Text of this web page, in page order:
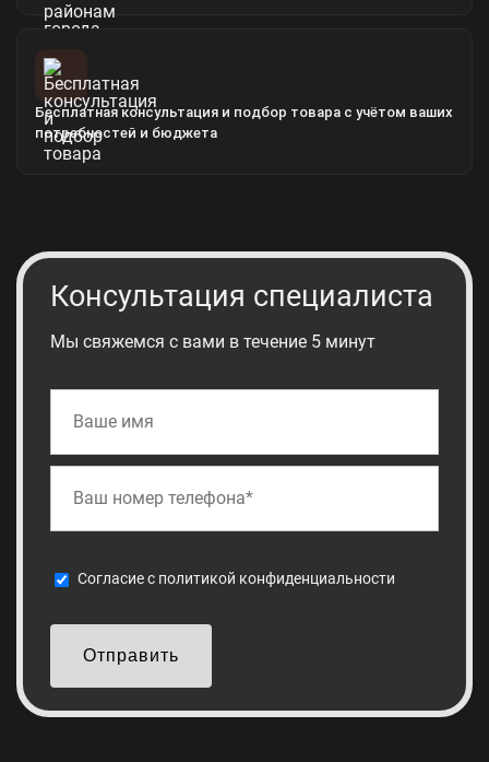
Бесплатная консультация и подбор товара с учётом ваших
потребностей и бюджета
Консультация специалиста
Мы свяжемся с вами в течение 5 минут
Cогласие с политикой конфиденциальности
Отправить